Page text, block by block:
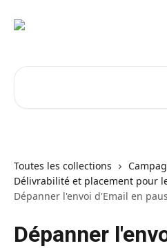
Toutes les collections
Délivrabilité et placement pour
Dépanner l'envoi d'Email en
Dépanner